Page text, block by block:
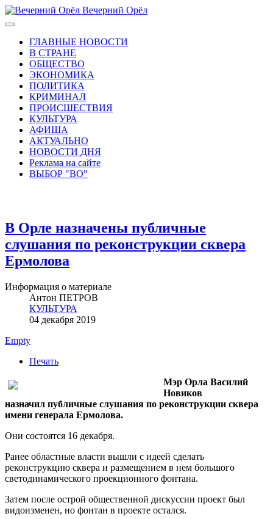
Вечерний Орёл
ГЛАВНЫЕ НОВОСТИ
В СТРАНЕ
ОБЩЕСТВО
ЭКОНОМИКА
ПОЛИТИКА
КРИМИНАЛ
ПРОИСШЕСТВИЯ
КУЛЬТУРА
АФИША
АКТУАЛЬНО
НОВОСТИ ДНЯ
Реклама на сайте
ВЫБОР "ВО"
В Орле назначены публичные
слушания по реконструкции сквера
Ермолова
Информация о материале
Антон ПЕТРОВ
КУЛЬТУРА
04 декабря 2019
Empty
Печать
Мэр Орла Василий
Новиков
назначил публичные слушания по реконструкции сквера
имени генерала Ермолова.
Они состоятся 16 декабря.
Ранее областные власти вышли с идеей сделать
реконструкцию сквера и размещением в нем большого
светодинамического проекционного фонтана.
Затем после острой общественной дискуссии проект был
видоизменен, но фонтан в проекте остался.